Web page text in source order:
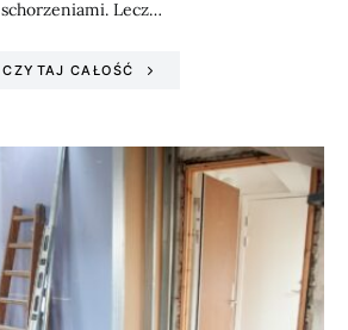
schorzeniami. Lecz…
CZYTAJ CAŁOŚĆ